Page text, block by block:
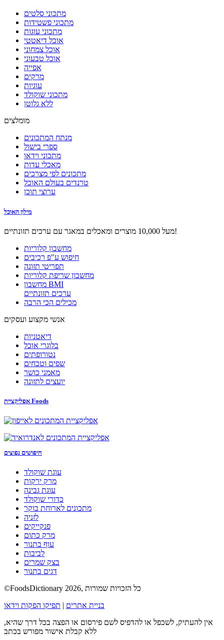
מתכוני סלטים
מתכוני פשטידות
מתכוני עוגות
אוכל דיאטטי
אוכל צמחוני
אוכל טבעוני
אפייה
מרקים
עוגיות
מתכוני שוקולד
ללא גלוטן
מומלצים
מנתח המתכונים
ספרי בישול
מתכוני וידאו
מאכלי עדות
מתכונים לפי מצרכים
טרנדים בעולם האוכל
ערוצי תוכן
מילון האוכל
מעל 10,000 מוצרים ומאכלים במאגר עם ערכים תזונתיים!
מחשבון קלוריות
חיפוש ע"פ רכיבים
תפריטי תזונה
מחשבון שריפת קלוריות
מחשבון BMI
ערכים תזונתיים
מכילים הכי הרבה
אנשי מקצוע ועסקים
דיאטניות
בלוגרי אוכל
נטורופתים
שפים וטבחים
מאמני כושר
יועצים לתזונה
אפליקציית Foods
חיפושים נפוצים
עוגת שוקולד
מרק ירקות
עוגת גבינה
כדורי שוקולד
מתכונים לארוחת בוקר
לזניה
פנקייקים
מרק כתום
עוף בתנור
לביבות
בצק שמרים
דגים בתנור
©FoodsDictionary 2026, כל הזכויות שמורות
בניית אתרים
תפיקו הפקות וידאו
אין להעתיק, לשכפל או להדפיס לשם פירסום או הפצה בכל דרך שהיא,
ללא קבלת אישור מפורש בכתב